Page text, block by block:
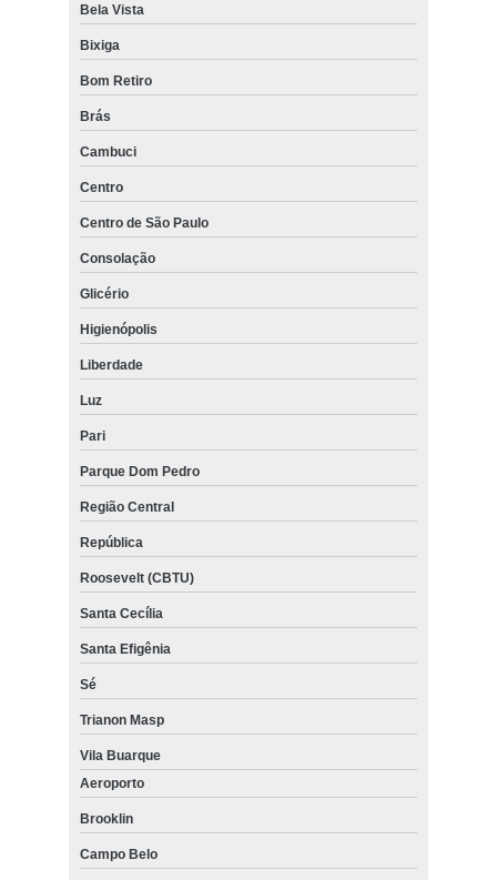
Bela Vista
Bixiga
Bom Retiro
Brás
Cambuci
Centro
Centro de São Paulo
Consolação
Glicério
Higienópolis
Liberdade
Luz
Pari
Parque Dom Pedro
Região Central
República
Roosevelt (CBTU)
Santa Cecília
Santa Efigênia
Sé
Trianon Masp
Vila Buarque
Aeroporto
Brooklin
Campo Belo